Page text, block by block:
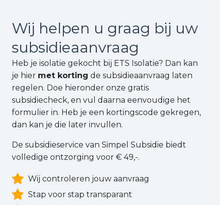
Wij helpen u graag bij uw
subsidieaanvraag
Heb je isolatie gekocht bij ETS Isolatie? Dan kan
je hier met korting de subsidieaanvraag laten
regelen. Doe hieronder onze gratis
subsidiecheck, en vul daarna eenvoudige het
formulier in. Heb je een kortingscode gekregen,
dan kan je die later invullen.
De subsidieservice van Simpel Subsidie biedt
volledige ontzorging voor € 49,-.
Wij controleren jouw aanvraag
Stap voor stap transparant